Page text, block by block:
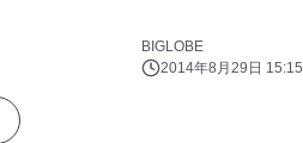
BIGLOBE
2014年8月29日 15:15